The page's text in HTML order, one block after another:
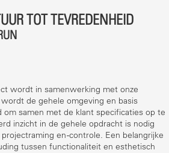
TOT TEVREDENHEID
wordt in samenwerking met onze
de gehele omgeving en basis
om samen met de klant specificaties op te
inzicht in de gehele opdracht is nodig
en -controle. Een belangrijke
tussen functionaliteit en esthetisch